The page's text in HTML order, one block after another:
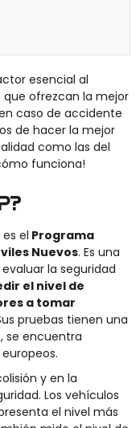
esencial al
que ofrezcan la mejor
caso de accidente
de hacer la mejor
como las del
funciona!
el Programa
Nuevos. Es una
la seguridad
el nivel de
a tomar
pruebas tienen una
se encuentra
y en la
Los vehículos
el nivel más